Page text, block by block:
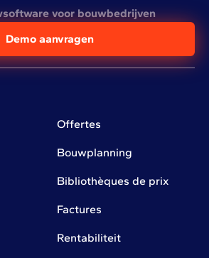
voor bouwbedrijven
Demo aanvragen
Offertes
Bouwplanning
Bibliothèques de prix
Factures
Rentabiliteit